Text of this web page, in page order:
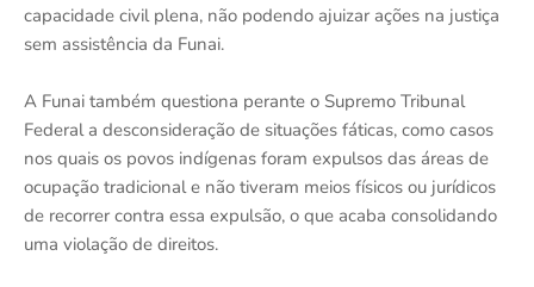
capacidade civil plena, não podendo ajuizar ações na justiça
sem assistência da Funai.
A Funai também questiona perante o Supremo Tribunal
Federal a desconsideração de situações fáticas, como casos
nos quais os povos indígenas foram expulsos das áreas de
ocupação tradicional e não tiveram meios físicos ou jurídicos
de recorrer contra essa expulsão, o que acaba consolidando
uma violação de direitos.